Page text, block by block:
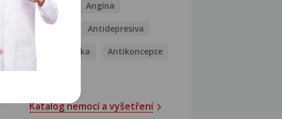
Analgetika Angína
Antibiotika Antidepresiva
Antihistaminika Antikoncepce
Antivirotika
Katalog nemocí a vyšetření